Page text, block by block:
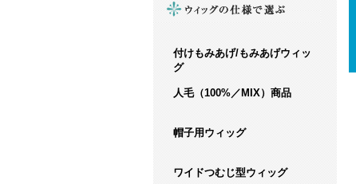
付けもみあげ/もみあげウィッ
グ
人毛（100%／MIX）商品
帽子用ウィッグ
ワイドつむじ型ウィッグ